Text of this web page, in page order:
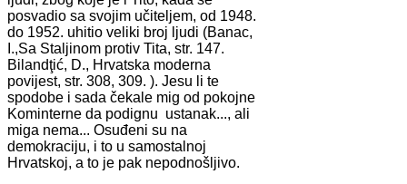
posvadio sa svojim učiteljem, od 1948.
do 1952. uhitio veliki broj ljudi (Banac,
I.,Sa Staljinom protiv Tita, str. 147.
Bilandţić, D., Hrvatska moderna
povijest, str. 308, 309. ). Jesu li te
spodobe i sada čekale mig od pokojne
Kominterne da podignu ustanak..., ali
miga nema... Osuđeni su na
demokraciju, i to u samostalnoj
Hrvatskoj, a to je pak nepodnošljivo.